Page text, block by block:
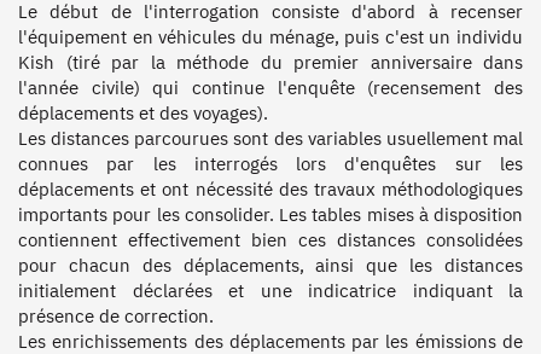
Le début de l'interrogation consiste d'abord à recenser
l'équipement en véhicules du ménage, puis c'est un individu
Kish (tiré par la méthode du premier anniversaire dans
l'année civile) qui continue l'enquête (recensement des
déplacements et des voyages).
Les distances parcourues sont des variables usuellement mal
connues par les interrogés lors d'enquêtes sur les
déplacements et ont nécessité des travaux méthodologiques
importants pour les consolider. Les tables mises à disposition
contiennent effectivement bien ces distances consolidées
pour chacun des déplacements, ainsi que les distances
initialement déclarées et une indicatrice indiquant la
présence de correction.
Les enrichissements des déplacements par les émissions de